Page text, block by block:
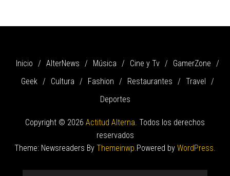
Inicio AlterNews Música Cine y Tv
GamerZone
Geek
Cultura Fashion Restaurantes
Travel
Deportes
Copyright © 2026 Actitud Alterna. Todos los derechos
reservados
Theme: Newsreaders By Themeinwp.Powered by WordPress.